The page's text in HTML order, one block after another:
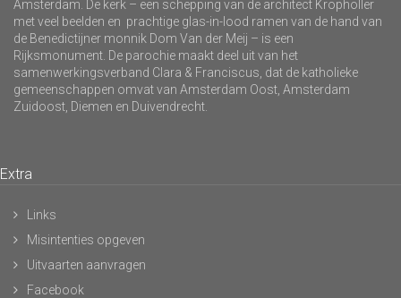
Amsterdam. De kerk – een schepping van de architect Kropholler
met veel beelden en prachtige glas-in-lood ramen van de hand van
de Benedictijner monnik Dom Van der Meij – is een
Rijksmonument. De parochie maakt deel uit van het
samenwerkingsverband Clara & Franciscus, dat de katholieke
gemeenschappen omvat van Amsterdam Oost, Amsterdam
Zuidoost, Diemen en Duivendrecht.
Extra
Links
Misintenties opgeven
Uitvaarten aanvragen
Facebook